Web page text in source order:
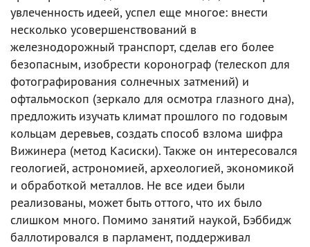
увлеченность идеей, успел еще многое: внести
несколько усовершенствований в
железнодорожный транспорт, сделав его более
безопасным, изобрести коронограф (телескоп для
фотографирования солнечных затмений) и
офтальмоскоп (зеркало для осмотра глазного дна),
предложить изучать климат прошлого по годовым
кольцам деревьев, создать способ взлома шифра
Вижинера (метод Касиски). Также он интересовался
геологией, астрономией, археологией, экономикой
и обработкой металлов. Не все идеи были
реализованы, может быть оттого, что их было
слишком много. Помимо занятий наукой, Бэббидж
баллотировался в парламент, поддерживал